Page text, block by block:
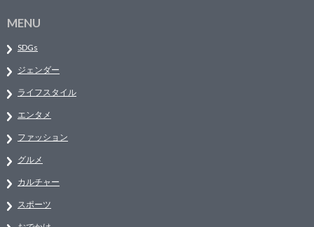
MENU
SDGs
ジェンダー
ライフスタイル
エンタメ
ファッション
グルメ
カルチャー
スポーツ